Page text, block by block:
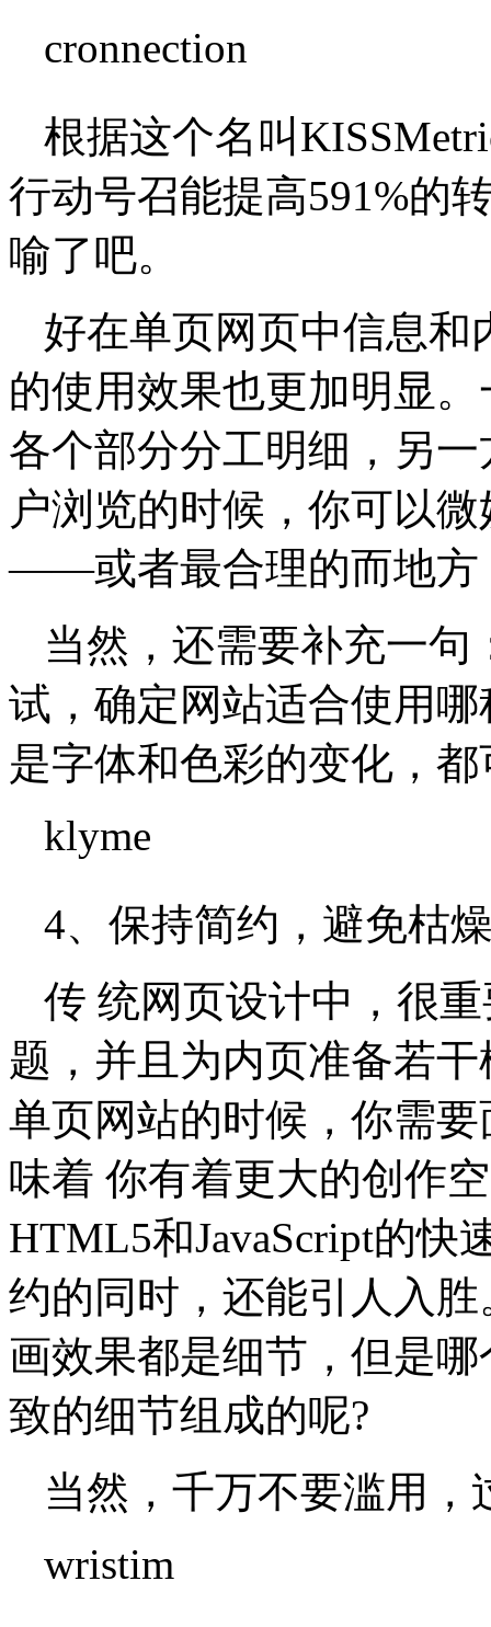
cronnection
根据这个名叫
行动号召能提高591%的
喻了吧。
好在单页网页中信息和
的使用效果也更加明显
各个部分分工明细，另
户浏览的时候，你可以
——或者最合理的而地方
当然，还需要补充一
试，确定网站适合使用
是字体和色彩的变化，
klyme
4、保持简约，避免枯
传 统网页设计中，很
题，并且为内页准备若
单页网站的时候，你需
味着 你有着更大的创作
HTML5和JavaScript的快
约的同时，还能引人入
画效果都是细节，但是
致的细节组成的呢?
当然，千万不要滥用
wristim